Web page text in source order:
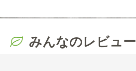
みんなのレビュー